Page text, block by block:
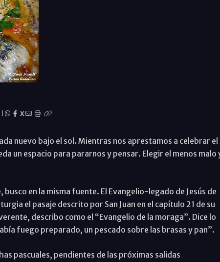
X
nuevo bajo el sol. Mientras nos aprestamos a celebrar el
un espacio para pararnos y pensar. Elegir el menos malo
busco en la misma fuente. El Evangelio-legado de Jesús de
el pasaje descrito por San Juan en el capítulo 21 de su
describo como el “Evangelio de la moraga”. Dice lo
fuego preparado, un pescado sobre las brasas y pan”.
pascuales, pendientes de las próximas salidas